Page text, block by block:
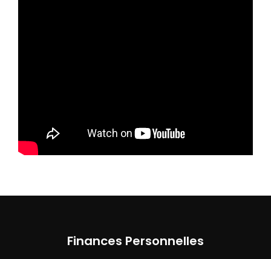
Finances Personnelles